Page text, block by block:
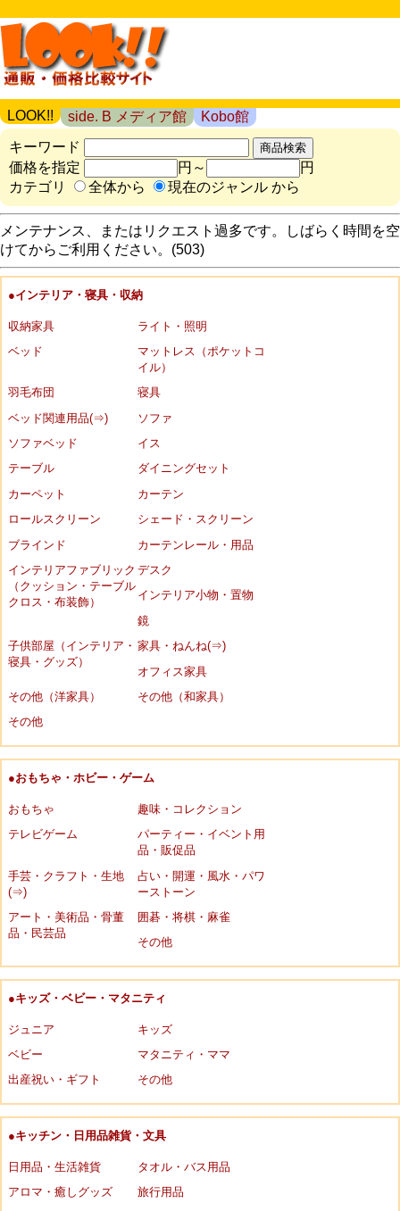
LOOK!! side. B メディア館
Kobo館
キーワード
価格を指定
円～
円
カテゴリ
全体から 現在のジャンル から
メンテナンス、またはリクエスト過多です。しばらく時間を空
けてからご利用ください。(503)
●インテリア・寝具・収納
収納家具
ライト・照明
ベッド
マットレス（ポケットコ
イル）
羽毛布団
寝具
ベッド関連用品(⇒)
ソファ
ソファベッド
イス
テーブル
ダイニングセット
カーペット
カーテン
ロールスクリーン
シェード・スクリーン
ブラインド
カーテンレール・用品
インテリアファブリック
（クッション・テーブル
クロス・布装飾）
デスク
インテリア小物・置物
鏡
子供部屋（インテリア・
寝具・グッズ）
家具・ねんね(⇒)
オフィス家具
その他（洋家具）
その他（和家具）
その他
●おもちゃ・ホビー・ゲーム
おもちゃ
趣味・コレクション
テレビゲーム
パーティー・イベント用
品・販促品
手芸・クラフト・生地
(⇒)
占い・開運・風水・パワ
ーストーン
アート・美術品・骨董
品・民芸品
囲碁・将棋・麻雀
その他
●キッズ・ベビー・マタニティ
ジュニア
キッズ
ベビー
マタニティ・ママ
出産祝い・ギフト
その他
●キッチン・日用品雑貨・文具
日用品・生活雑貨
タオル・バス用品
アロマ・癒しグッズ
旅行用品